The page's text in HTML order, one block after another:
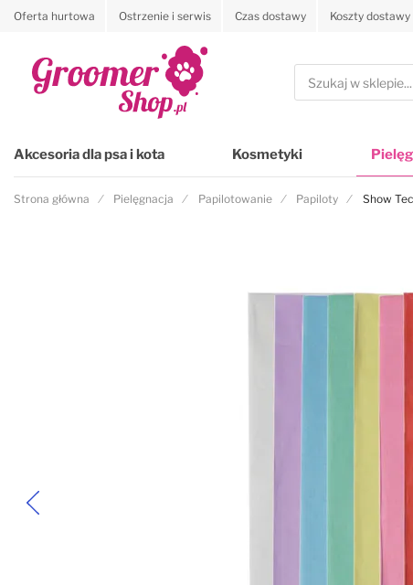
Oferta hurtowa Ostrzenie i serwis Czas dostawy Koszty dostawy
Szukaj
Akcesoria dla psa i kota Kosmetyki
Strona główna Pielęgnacja Papilotowanie Papiloty Show